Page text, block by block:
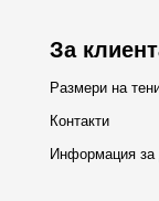
За
Размери на
Контакти
Информация за